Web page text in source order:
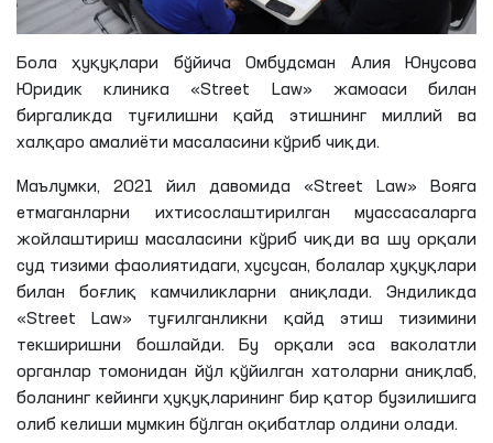
Бола ҳуқуқлари бўйича Омбудсман Алия Юнусова
Юридик клиника «Street Law» жамоаси билан
биргаликда туғилишни қайд этишнинг миллий ва
халқаро амалиёти масаласини кўриб чиқди.
Маълумки, 2021 йил давомида «Street Law» Вояга
етмаганларни ихтисослаштирилган муассасаларга
жойлаштириш масаласини кўриб чиқди ва шу орқали
суд тизими фаолиятидаги, хусусан, болалар ҳуқуқлари
билан боғлиқ камчиликларни аниқлади. Эндиликда
«Street Law» туғилганликни қайд этиш тизимини
текширишни бошлайди. Бу орқали эса ваколатли
органлар томонидан йўл қўйилган хатоларни аниқлаб,
боланинг кейинги ҳуқуқларининг бир қатор бузилишига
олиб келиши мумкин бўлган оқибатлар олдини олади.